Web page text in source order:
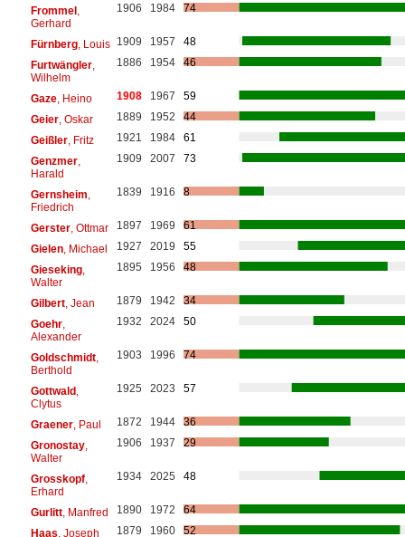
Frommel,
Gerhard
1906 1984 74
Fürnberg, Louis 1909 1957
48
Furtwängler,
Wilhelm
1886 1954 46
Gaze, Heino 1908 1967
59
Geier, Oskar 1889 1952
44
Geißler, Fritz 1921 1984
61
Genzmer,
Harald
1909 2007 73
Gernsheim
Friedrich
1839 1916 8
Gerster, Ottmar 1897 1969
61
Gielen, Michael 1927 2019
55
Gieseking,
Walter
1895 1956 48
Gilbert, Jean 1879 1942
34
Goehr,
Alexander
1932 2024 50
Goldschmidt,
Berthold
1903 1996 74
Gottwald,
Clytus
1925 2023 57
Graener, Paul 1872 1944
36
Gronostay,
Walter
1906 1937 29
Grosskopf,
Erhard
1934 2025 48
Gurlitt, Manfred 1890 1972
64
Haas , Joseph 1879 1960 52